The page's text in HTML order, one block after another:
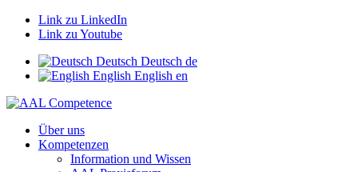
Link zu LinkedIn
Link zu Youtube
Deutsch Deutsch de
English English en
Über uns
Kompetenzen
Information und Wissen